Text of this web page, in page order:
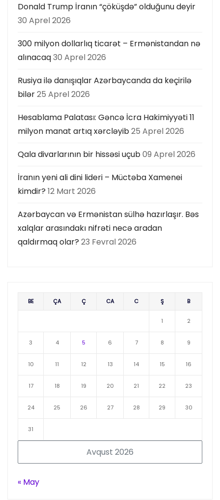
Donald Trump İranın “çöküşdə” olduğunu deyir
30 Aprel 2026
300 milyon dollarlıq ticarət – Ermənistandan nə
alınacaq30 Aprel 2026
Rusiya ilə danışıqlar Azərbaycanda da keçirilə
bilər25 Aprel 2026
Hesablama Palatası: Gəncə İcra Hakimiyyəti 11
milyon manat artıq xərcləyib25 Aprel 2026
Qala divarlarının bir hissəsi uçub09 Aprel 2026
İranın yeni ali dini lideri – Müctəba Xamenei
kimdir? 12 Mart 2026
Azərbaycan və Ermənistan sülhə hazırlaşır. Bəs
xalqlar arasındakı nifrəti necə aradan
qaldırmaq olar? 23 Fevral 2026
Avqust 2026
BE ÇA Ç CA C Ş B
1 2
3 4 5 6 7 8 9
10 11 12 13 14 15 16
17 18 19 20 21 22 23
24 25 26 27 28 29 30
31
« May